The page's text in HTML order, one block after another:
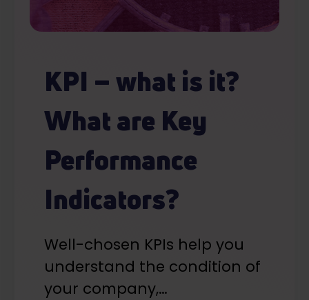
KPI – what is it?
What are Key
Performance
Indicators?
Well-chosen KPIs help you
understand the condition of
your company,…